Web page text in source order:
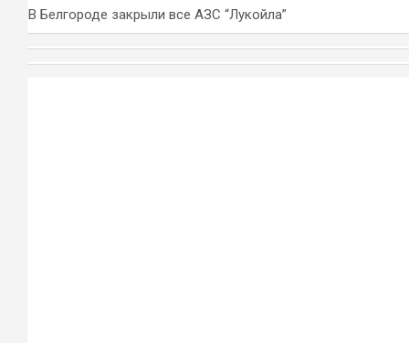
В Белгороде закрыли все АЗС “Лукойла”